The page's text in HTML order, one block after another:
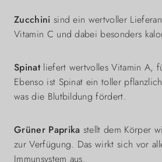
Zucchini sind ein wertvoller
Vitamin C und dabei besonders
Spinatliefert wertvolles Vitamin A,
Ebenso ist Spinat ein toller
was die Blutbildung fördert.
Grüner Paprika stellt dem Körper
zur Verfügung. Das wirkt sich vor
Immunsystem aus.